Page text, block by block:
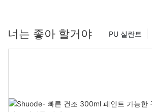
너는 좋아 할거야 PU 실란트